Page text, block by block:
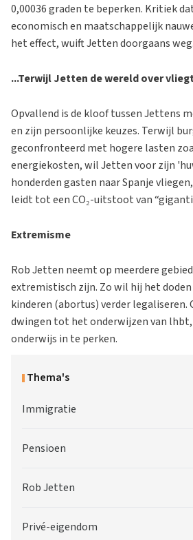
0,00036 graden te beperken. Kritiek
economisch en maatschappelijk
het effect, wuift Jetten doorgaans weg.
...Terwijl Jetten de wereld over
Opvallend is de kloof tussen Jettens
en zijn persoonlijke keuzes. Terwijl
geconfronteerd met hogere lasten
energiekosten, wil Jetten voor zijn
honderden gasten naar Spanje
leidt tot een CO₂-uitstoot van
Extremisme
Rob Jetten neemt op meerdere
extremistisch zijn. Zo wil hij het
kinderen (abortus) verder legaliseren.
dwingen tot het onderwijzen van lhbt,
onderwijs in te perken.
Thema's
Immigratie
Pensioen
Rob Jetten
Privé-eigendom